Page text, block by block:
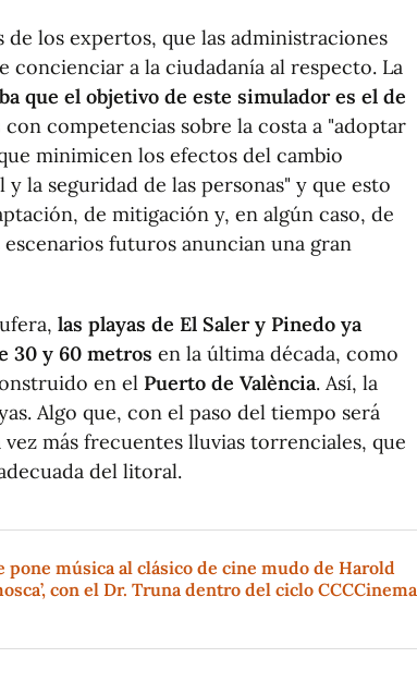
los expertos, que las administraciones
concienciar a la ciudadanía al respecto. La
que el objetivo de este simulador es el de
con competencias sobre la costa a "adoptar
minimicen los efectos del cambio
la seguridad de las personas" y que esto
de mitigación y, en algún caso, de
futuros anuncian una gran
las playas de El Saler y Pinedo ya
30 y 60 metros en la última década, como
en el Puerto de València. Así, la
Algo que, con el paso del tiempo será
más frecuentes lluvias torrenciales, que
del litoral.
pone música al clásico de cine mudo de Harold
con el Dr. Truna dentro del ciclo CCCCinema